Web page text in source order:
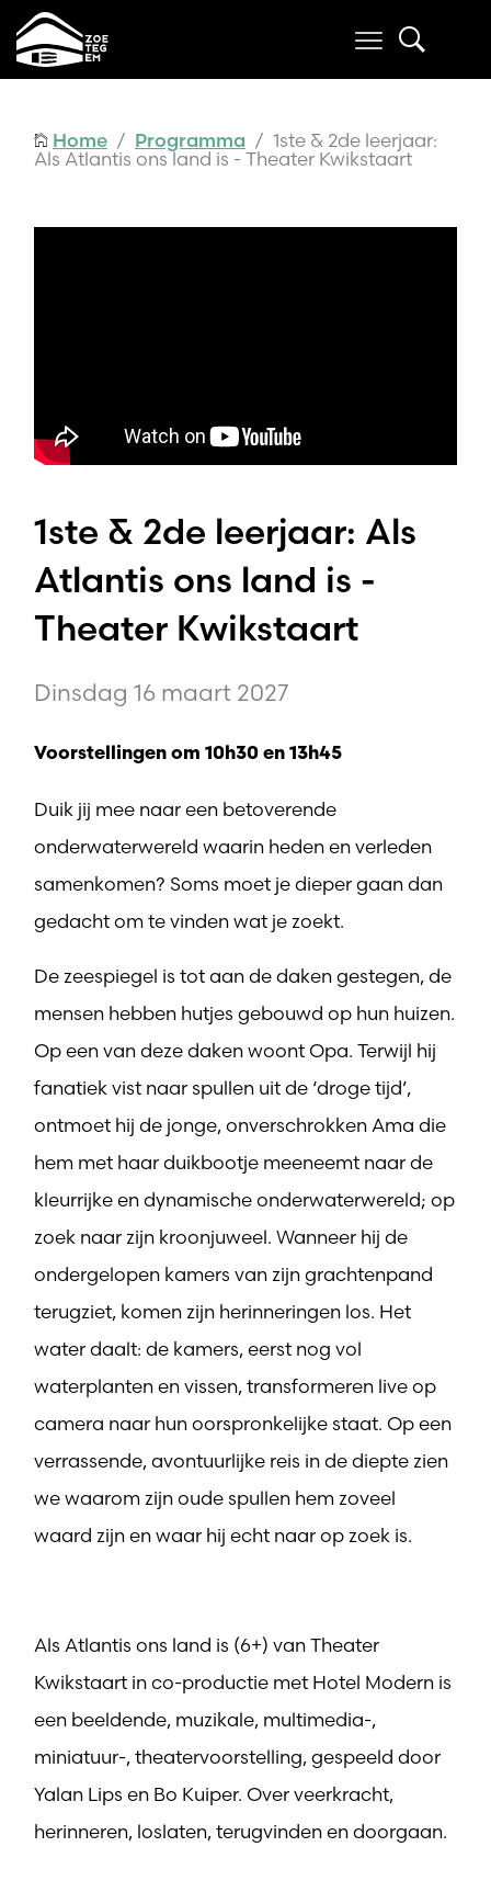
Home / Programma / 1ste & 2de leerjaar:
Als Atlantis ons land is - Theater Kwikstaart
1ste & 2de leerjaar: Als
Atlantis ons land is -
Theater Kwikstaart
Dinsdag 16 maart 2027
Voorstellingen om 10h30 en 13h45
Duik jij mee naar een betoverende
onderwaterwereld waarin heden en verleden
samenkomen? Soms moet je dieper gaan dan
gedacht om te vinden wat je zoekt.
De zeespiegel is tot aan de daken gestegen, de
mensen hebben hutjes gebouwd op hun huizen.
Op een van deze daken woont Opa. Terwijl hij
fanatiek vist naar spullen uit de ‘droge tijd’,
ontmoet hij de jonge, onverschrokken Ama die
hem met haar duikbootje meeneemt naar de
kleurrijke en dynamische onderwaterwereld; op
zoek naar zijn kroonjuweel. Wanneer hij de
ondergelopen kamers van zijn grachtenpand
terugziet, komen zijn herinneringen los. Het
water daalt: de kamers, eerst nog vol
waterplanten en vissen, transformeren live op
camera naar hun oorspronkelijke staat. Op een
verrassende, avontuurlijke reis in de diepte zien
we waarom zijn oude spullen hem zoveel
waard zijn en waar hij echt naar op zoek is.
Als Atlantis ons land is (6+) van Theater
Kwikstaart in co-productie met Hotel Modern is
een beeldende, muzikale, multimedia-,
miniatuur-, theatervoorstelling, gespeeld door
Yalan Lips en Bo Kuiper. Over veerkracht,
herinneren, loslaten, terugvinden en doorgaan.